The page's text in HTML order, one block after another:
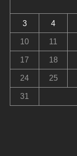
3 4
10 11
17 18
24 25
31